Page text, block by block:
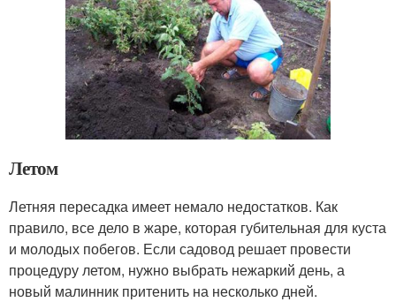
Летом
Летняя пересадка имеет немало недостатков. Как
правило, все дело в жаре, которая губительная для куста
и молодых побегов. Если садовод решает провести
процедуру летом, нужно выбрать нежаркий день, а
новый малинник притенить на несколько дней.